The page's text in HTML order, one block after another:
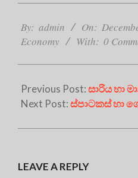
12-
08
By: admin On:
Economy
With: 0
Previous Post:සාරිය හා
Next Post:ස්පාටකස් හා
LEAVE A REPLY